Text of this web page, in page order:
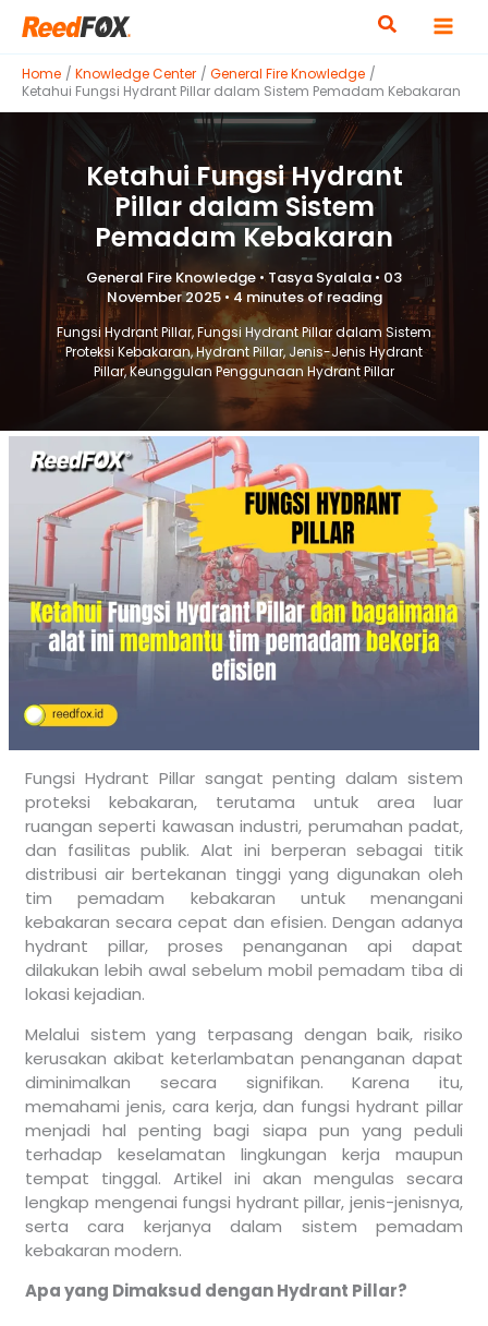
Home Knowledge Center
General Fire Knowledge
Ketahui Fungsi Hydrant Pillar dalam Sistem Pemadam Kebakaran
Ketahui Fungsi Hydrant
Pillar dalam Sistem
Pemadam Kebakaran
General Fire Knowledge •Tasya Syalala • 03
November 2025 • 4 minutes of reading
Fungsi Hydrant Pillar,Fungsi Hydrant Pillar dalam Sistem
Proteksi Kebakaran,Hydrant Pillar, Jenis-Jenis Hydrant
Pillar,Keunggulan Penggunaan Hydrant Pillar
Fungsi Hydrant Pillar sangat penting dalam sistem
proteksi kebakaran, terutama untuk area luar
ruangan seperti kawasan industri, perumahan padat,
dan fasilitas publik. Alat ini berperan sebagai titik
distribusi air bertekanan tinggi yang digunakan oleh
tim pemadam kebakaran untuk menangani
kebakaran secara cepat dan efisien. Dengan adanya
hydrant pillar, proses penanganan api dapat
dilakukan lebih awal sebelum mobil pemadam tiba di
lokasi kejadian.
Melalui sistem yang terpasang dengan baik, risiko
kerusakan akibat keterlambatan penanganan dapat
diminimalkan secara signifikan. Karena itu,
memahami jenis, cara kerja, dan fungsi hydrant pillar
menjadi hal penting bagi siapa pun yang peduli
terhadap keselamatan lingkungan kerja maupun
tempat tinggal. Artikel ini akan mengulas secara
lengkap mengenai fungsi hydrant pillar, jenis-jenisnya,
serta cara kerjanya dalam sistem pemadam
kebakaran modern.
Apa yang Dimaksud dengan Hydrant Pillar?